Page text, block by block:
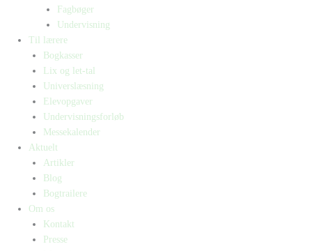
Fagbøger
Undervisning
Til lærere
Bogkasser
Lix og let-tal
Universlæsning
Elevopgaver
Undervisningsforløb
Messekalender
Aktuelt
Artikler
Blog
Bogtrailere
Om os
Kontakt
Presse